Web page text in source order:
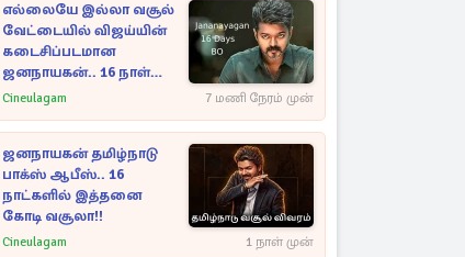
எல்லையே இல்லா வசூல்
வேட்டையில் விஜய்யின்
கடைசிப்படமான
ஜனநாயகன்.. 16 நாள்
பாக்ஸ் ஆபிஸ்
Cineulagam 7 மணி நேரம் முன்
ஜனநாயகன் தமிழ்நாடு
பாக்ஸ் ஆபீஸ்.. 16
நாட்களில் இத்தனை
கோடி வசூலா!!
Cineulagam 1 நாள் முன்